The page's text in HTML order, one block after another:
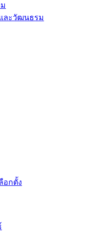
ละวัฒนธรม
อกตั้ง